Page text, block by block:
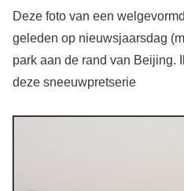
Deze foto van een
geleden op nieuwsjaarsdag
park aan de rand van Beijing.
deze sneeuwpretserie